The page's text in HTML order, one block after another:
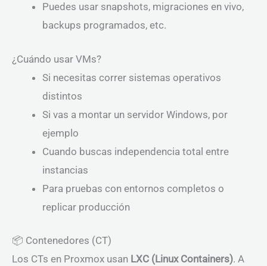
Puedes usar snapshots, migraciones en vivo,
backups programados, etc.
¿Cuándo usar VMs?
Si necesitas correr sistemas operativos
distintos
Si vas a montar un servidor Windows, por
ejemplo
Cuando buscas independencia total entre
instancias
Para pruebas con entornos completos o
replicar producción
📦 Contenedores (CT)
Los CTs en Proxmox usan LXC (Linux Containers). A